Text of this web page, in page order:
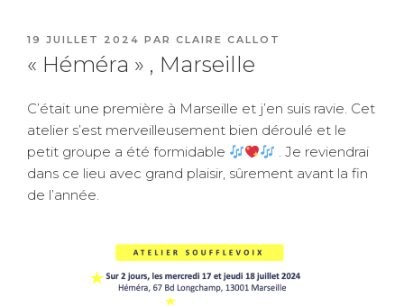
PUBLIÉ
19 JUILLET 2024 PAR CLAIRE CALLOT
« Héméra » , Marseille
C’était une première à Marseille et j’en suis ravie. Cet
atelier s’est merveilleusement bien déroulé et le
petit groupe a été formidable
. Je reviendrai
dans ce lieu avec grand plaisir, sûrement avant la fin
de l’année.